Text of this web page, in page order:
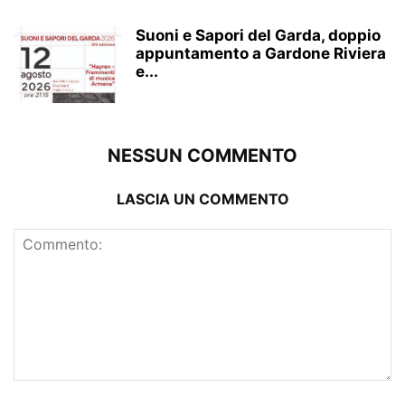
Suoni e Sapori del Garda, doppio
appuntamento a Gardone Riviera
e...
NESSUN COMMENTO
LASCIA UN COMMENTO